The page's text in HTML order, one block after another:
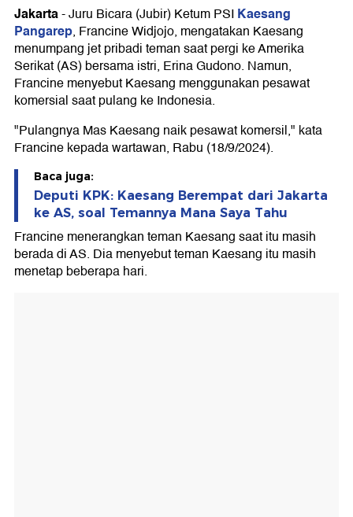
Jakarta-Juru Bicara (Jubir) Ketum PSIKaesang
Pangarep, Francine Widjojo, mengatakan Kaesang
menumpang jet pribadi teman saat pergi ke Amerika
Serikat (AS) bersama istri, Erina Gudono. Namun,
Francine menyebut Kaesang menggunakan pesawat
komersial saat pulang ke Indonesia.
"Pulangnya Mas Kaesang naik pesawat komersil," kata
Francine kepada wartawan, Rabu (18/9/2024).
Baca juga:
Deputi KPK: Kaesang Berempat dari Jakarta
ke AS, soal Temannya Mana Saya Tahu
Francine menerangkan teman Kaesang saat itu masih
berada di AS. Dia menyebut teman Kaesang itu masih
menetap beberapa hari.